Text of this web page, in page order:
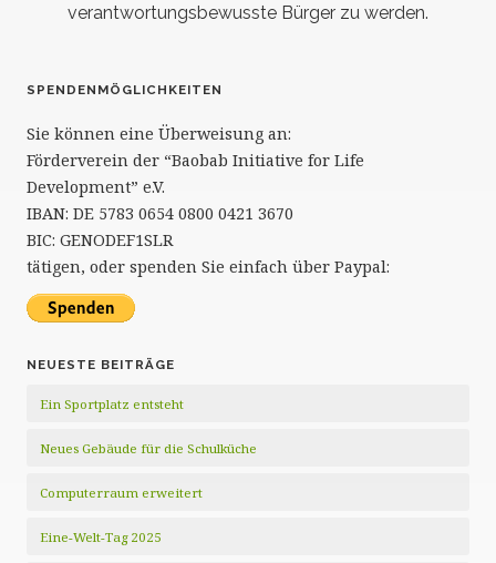
verantwortungsbewusste Bürger zu werden.
SPENDENMÖGLICHKEITEN
Sie können eine Überweisung an:
Förderverein der “Baobab Initiative for Life
Development” e.V.
IBAN: DE 5783 0654 0800 0421 3670
BIC: GENODEF1SLR
tätigen, oder spenden Sie einfach über Paypal:
NEUESTE BEITRÄGE
Ein Sportplatz entsteht
Neues Gebäude für die Schulküche
Computerraum erweitert
Eine-Welt-Tag 2025